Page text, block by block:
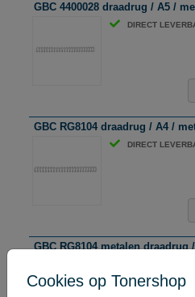
GBC 4400028 draadrug / A5 /
DIRECT
GBC RG8104 draadrug / A4 /
DIRECT
GBC RG8104 metalen
Cookies op Tonershop